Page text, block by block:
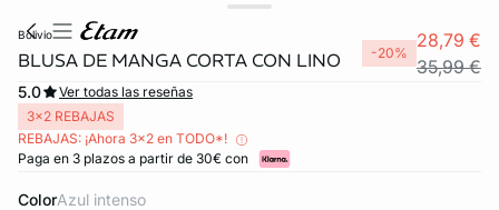
bolivio
BLUSA DE MANGA CORTA CON LINO -20%
28,79 €
35,99 €
5.0
Ver todas las reseñas
3x2 REBAJAS
REBAJAS: ¡Ahora 3x2 en TODO*!
Paga en 3 plazos a partir de 30€ con
Color azul intenso